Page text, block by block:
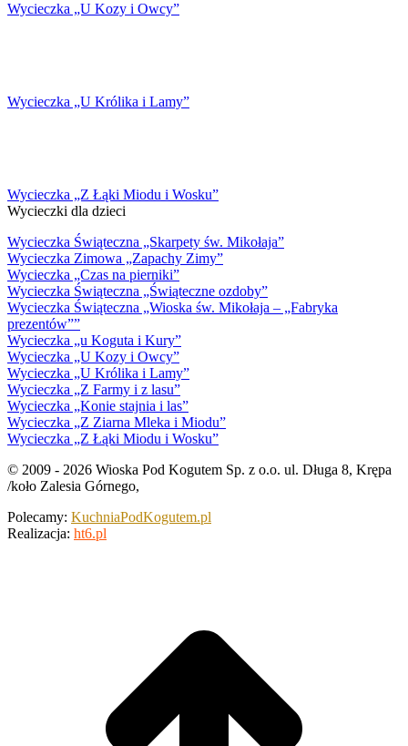
Wycieczka „U Kozy i Owcy”
Wycieczka „U Królika i Lamy”
Wycieczka „Z Łąki Miodu i Wosku”
Wycieczki dla dzieci
Wycieczka Świąteczna „Skarpety św. Mikołaja”
Wycieczka Zimowa „Zapachy Zimy”
Wycieczka „Czas na pierniki”
Wycieczka Świąteczna „Świąteczne ozdoby”
Wycieczka Świąteczna „Wioska św. Mikołaja – „Fabryka
prezentów””
Wycieczka „u Koguta i Kury”
Wycieczka „U Kozy i Owcy”
Wycieczka „U Królika i Lamy”
Wycieczka „Z Farmy i z lasu”
Wycieczka „Konie stajnia i las”
Wycieczka „Z Ziarna Mleka i Miodu”
Wycieczka „Z Łąki Miodu i Wosku”
© 2009 - 2026 Wioska Pod Kogutem Sp. z o.o. ul. Długa 8, Krępa
/koło Zalesia Górnego,
Polecamy: KuchniaPodKogutem.pl
Realizacja: ht6.pl